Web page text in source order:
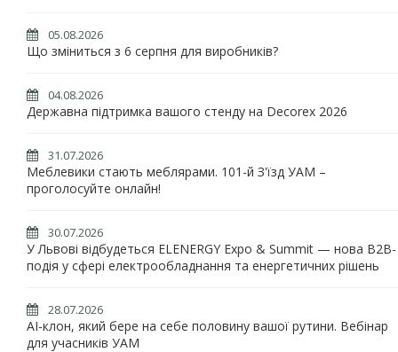
05.08.2026
Що зміниться з 6 серпня для виробників?
04.08.2026
Державна підтримка вашого стенду на Decorex 2026
31.07.2026
Меблевики стають меблярами. 101-й З'їзд УАМ –
проголосуйте онлайн!
30.07.2026
У Львові відбудеться ELENERGY Expo & Summit — нова B2B-
подія у сфері електрообладнання та енергетичних рішень
28.07.2026
AI-клон, який бере на себе половину вашої рутини. Вебінар
для учасників УАМ